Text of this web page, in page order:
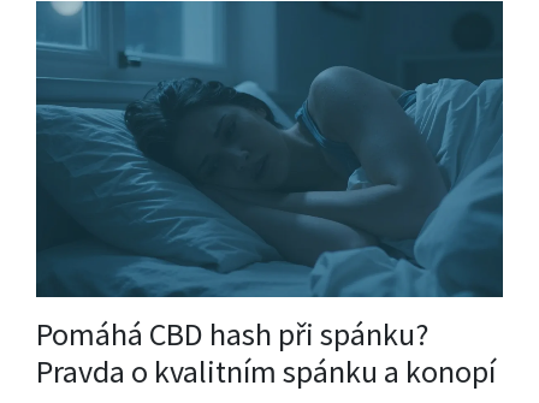
Pomáhá CBD hash při spánku?
Pravda o kvalitním spánku a konopí